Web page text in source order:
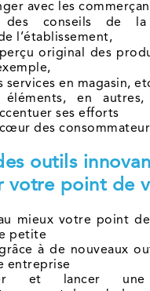
avec les
conseils de
l’établissement,
original des
services en magasin,
éléments, en
ses efforts
des
outils
votre point de
mieux votre point
petite
à de nouveaux
entreprise
et lancer une